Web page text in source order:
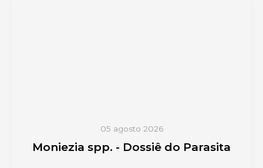
05 agosto 2026
Moniezia spp. - Dossiê do Parasita